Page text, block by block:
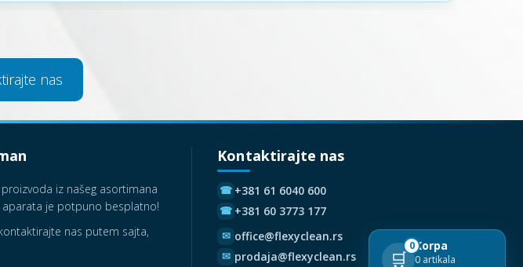
nas
iz našeg asortimana
je potpuno besplatno!
nas putem sajta,
Kontaktirajte nas
☎ +381 61 6040 600
☎ +381 60 3773 177
✉ office@flexyclean.rs
✉ prodaja@flexyclean.rs 🛒
0Korpa
0 artikala